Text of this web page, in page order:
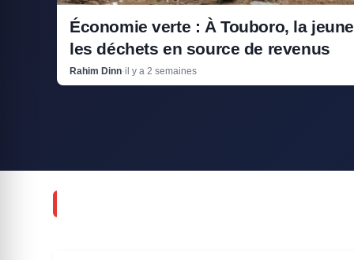
Économie verte : À Touboro, la
les déchets en source de revenus
Rahim Dinn·il y a 2 semaines